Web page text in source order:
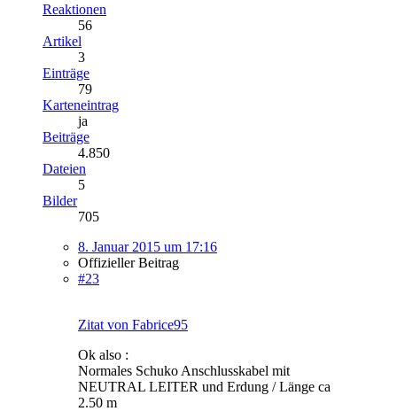
Reaktionen
56
Artikel
3
Einträge
79
Karteneintrag
ja
Beiträge
4.850
Dateien
5
Bilder
705
8. Januar 2015 um 17:16
Offizieller Beitrag
#23
Zitat von Fabrice95
Ok also :
Normales Schuko Anschlusskabel mit
NEUTRAL LEITER und Erdung / Länge ca
2.50 m